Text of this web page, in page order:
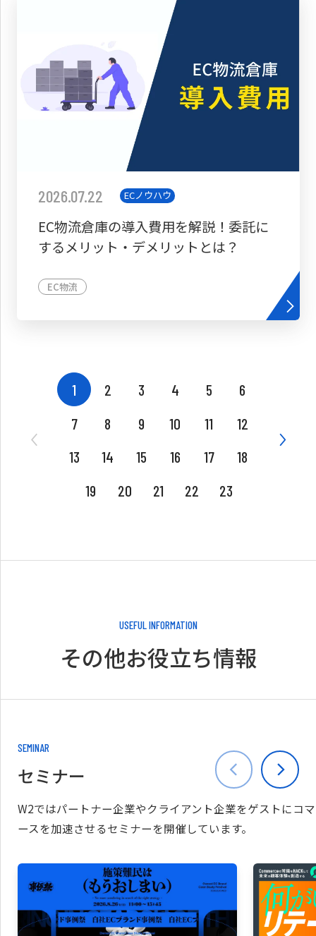
2026.07.22 ECノウハウ
EC物流倉庫の導入費用を解説！委託に
するメリット・デメリットとは？
EC物流
1 2 3 4 5
6
7
8 9 10 11
12
13
14 15 16 17
18
19
20 21 22 23
USEFUL INFORMATION
その他お役立ち情報
SEMINAR
セミナー
W2ではパートナー企業やクライアント企業をゲストにコマ
ースを加速させるセミナーを開催しています。